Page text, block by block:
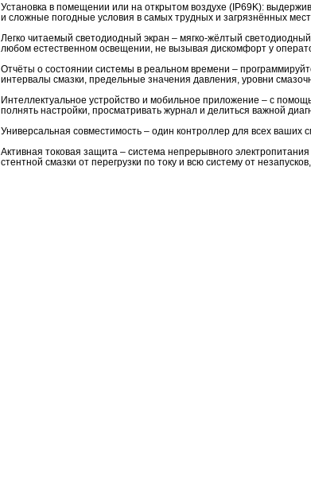
Уста­нов­ка в по­ме­ще­нии или на от­кры­том воз­ду­хе (IP69K):
и слож­ные по­год­ные усло­вия в самых труд­ных и за­гряз­нён­ных
Легко чи­та­е­мый све­то­ди­од­ный экран – мягко-жёл­тый
любом есте­ствен­ном осве­ще­нии, не вы­зы­вая дис­ком­форт у
От­чё­ты о со­сто­я­нии си­сте­мы в ре­аль­ном вре­ме­ни –
ин­тер­ва­лы смаз­ки, пре­дель­ные зна­че­ния дав­ле­ния, уров­ни
Ин­тел­лек­ту­аль­ное устрой­ство и мо­биль­ное при­ло­же­ние – с
пол­нять на­строй­ки, про­смат­ри­вать жур­нал и де­лить­ся важ­ной
Уни­вер­саль­ная сов­ме­сти­мость – один кон­трол­лер для всех
Ак­тив­ная то­ко­вая за­щи­та – си­сте­ма непре­рыв­но­го
стент­ной смаз­ки от пе­ре­груз­ки по току и всю си­сте­му от